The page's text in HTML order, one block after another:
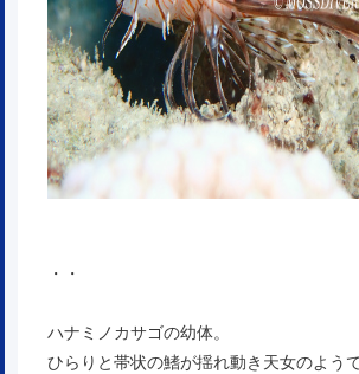
・・
ハナミノカサゴの幼体。
ひらりと帯状の鰭が揺れ動き天女のよう